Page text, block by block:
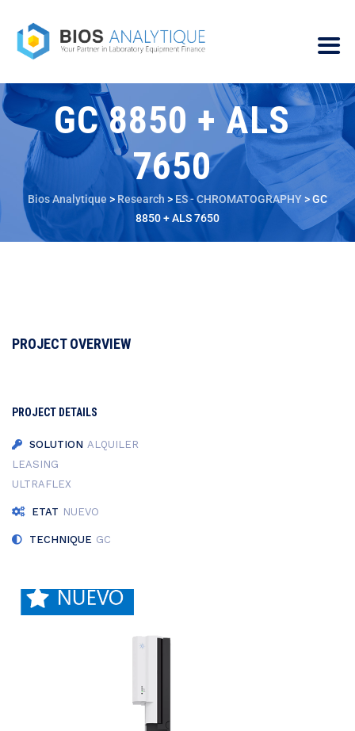
GC 8850 + ALS
7650
Bios Analytique > Research > ES - CHROMATOGRAPHY>GC
8850 + ALS 7650
PROJECT OVERVIEW
PROJECT DETAILS
SOLUTION ALQUILER
LEASING
ULTRAFLEX
ETAT NUEVO
TECHNIQUE GC